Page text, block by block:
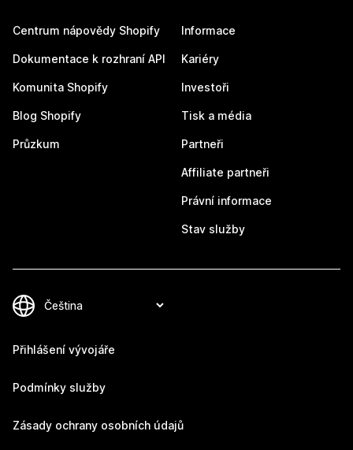
Centrum nápovědy Shopify
Dokumentace k rozhraní API
Komunita Shopify
Blog Shopify
Průzkum
Informace
Kariéry
Investoři
Tisk a média
Partneři
Affiliate partneři
Právní informace
Stav služby
Přihlášení vývojáře
Podmínky služby
Zásady ochrany osobních údajů